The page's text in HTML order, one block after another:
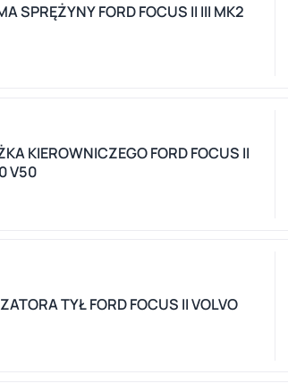
SPRĘŻYNY FORD FOCUS II III MK2
KIEROWNICZEGO FORD FOCUS II
V50
TYŁ FORD FOCUS II VOLVO